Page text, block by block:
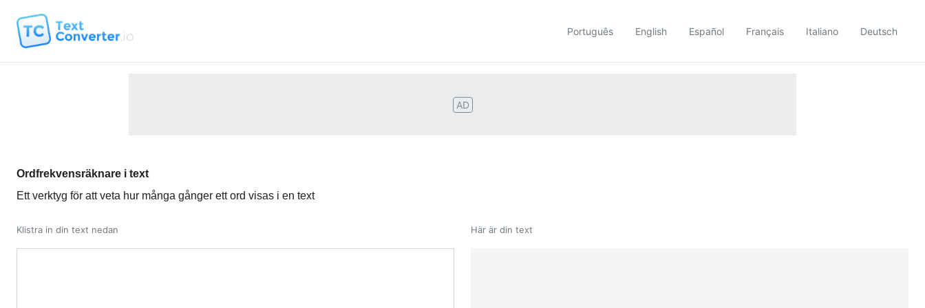
Português English Español Français Italiano Deutsch
AD
Ordfrekvensräknare i text
Ett verktyg för att veta hur många gånger ett ord visas i en text
Klistra in din text nedan Här är din text